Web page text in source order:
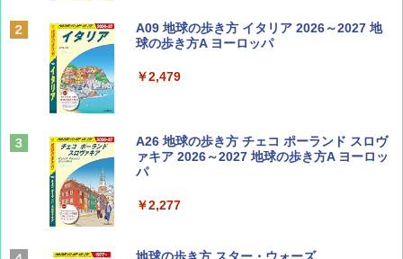
Coyote No.89 特集 星野道夫 夢見る旅
山と溪谷 2026年8月号「南アルプス大全」
￥1,540
AIRLINE（エアライン）2026年9月号【特
A09 地球の歩き方 イタリア 2026～2027 地
球の歩き方A ヨーロッパ
￥2,479
A26 地球の歩き方 チェコ ポーランド スロヴ
ァキア 2026～2027 地球の歩き方A ヨーロッ
パ
￥2,277